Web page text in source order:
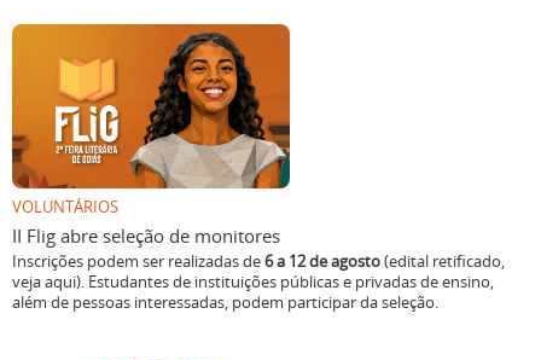
VOLUNTÁRIOS
II Flig abre seleção de monitores
Inscrições podem ser realizadas de6 a 12 de agosto(edital retificado,
veja aqui). Estudantes de instituições públicas e privadas de ensino,
além de pessoas interessadas, podem participar da seleção.